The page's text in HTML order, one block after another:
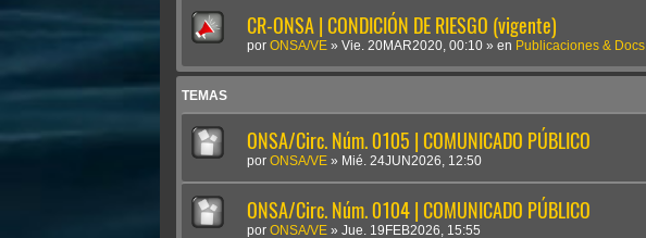
CR-ONSA | CONDICIÓN DE RIESGO (vigente)
por ONSA/VE » Vie. 20MAR2020, 00:10 » en Publicaciones & Docs.
TEMAS
ONSA/Circ. Núm. 0105 | COMUNICADO PÚBLICO
por ONSA/VE » Mié. 24JUN2026, 12:50
ONSA/Circ. Núm. 0104 | COMUNICADO PÚBLICO
por ONSA/VE » Jue. 19FEB2026, 15:55